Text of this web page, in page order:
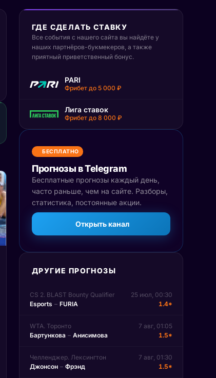
ГДЕ СДЕЛАТЬ СТАВКУ
Все события с нашего сайта вы найдёте у
наших партнёров-букмекеров, а также
приятный приветственный бонус.
PARI
Фрибет до 5 000 ₽
Лига ставок
Фрибет до 8 000 ₽
БЕСПЛАТНО
Прогнозы в Telegram
Бесплатные прогнозы каждый день,
часто раньше, чем на сайте. Разборы,
статистика, постоянные акции.
Открыть канал
ДРУГИЕ ПРОГНОЗЫ
CS 2. BLAST Bounty Qualifier
25 июл, 00:30
Esports – FURIA 1.4*
WTA. Торонто
7 авг, 01:05
Бартункова – Анисимова 1.5*
Челленджер. Лексингтон
7 авг, 01:30
Джонсон – Фрэнд 1.5*